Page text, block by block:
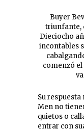
Buyer
triunfante,
Dieciocho
incontables
comenzó el
Su
Men no
quietos o
entrar con